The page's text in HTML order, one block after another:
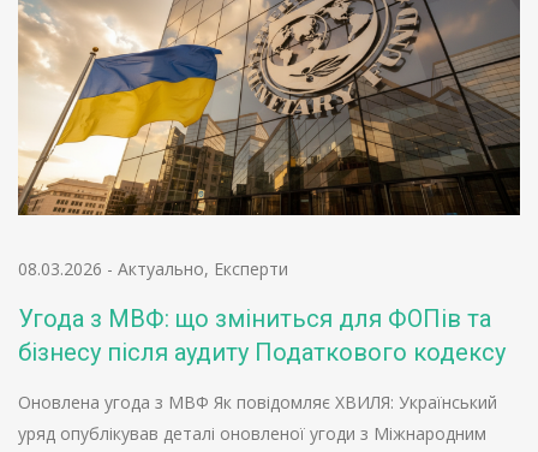
08.03.2026 - Актуально, Експерти
Угода з МВФ: що зміниться для ФОПів та
бізнесу після аудиту Податкового кодексу
Оновлена угода з МВФ Як повідомляє ХВИЛЯ: Український
уряд опублікував деталі оновленої угоди з Міжнародним